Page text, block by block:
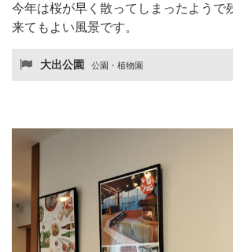
今年は桜が早く散ってしまったようで
来てもよい風景です。
大出公園 公園・植物園